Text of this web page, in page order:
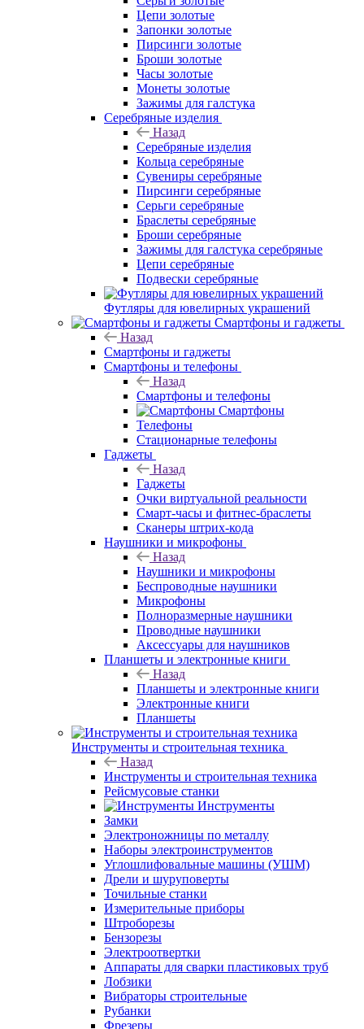
Цепи золотые
Запонки золотые
Пирсинги золотые
Броши золотые
Часы золотые
Монеты золотые
Зажимы для галстука
Серебряные изделия
Назад
Серебряные изделия
Кольца серебряные
Сувениры серебряные
Пирсинги серебряные
Серьги серебряные
Браслеты серебряные
Броши серебряные
Зажимы для галстука серебряные
Цепи серебряные
Подвески серебряные
Футляры для ювелирных украшений
Смартфоны и гаджеты
Назад
Смартфоны и гаджеты
Смартфоны и телефоны
Назад
Смартфоны и телефоны
Смартфоны
Телефоны
Стационарные телефоны
Гаджеты
Назад
Гаджеты
Очки виртуальной реальности
Смарт-часы и фитнес-браслеты
Сканеры штрих-кода
Наушники и микрофоны
Назад
Наушники и микрофоны
Беспроводные наушники
Микрофоны
Полноразмерные наушники
Проводные наушники
Аксессуары для наушников
Планшеты и электронные книги
Назад
Планшеты и электронные книги
Электронные книги
Планшеты
Инструменты и строительная техника
Назад
Инструменты и строительная техника
Рейсмусовые станки
Инструменты
Замки
Электроножницы по металлу
Наборы электроинструментов
Углошлифовальные машины (УШМ)
Дрели и шуруповерты
Точильные станки
Измерительные приборы
Штроборезы
Бензорезы
Электроотвертки
Аппараты для сварки пластиковых труб
Лобзики
Вибраторы строительные
Рубанки
Фрезеры